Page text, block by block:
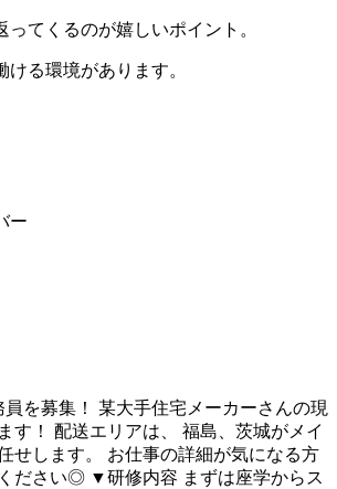
てくるのが嬉しいポイント。
る環境があります。
ー
を募集！ 某大手住宅メーカーさんの現
す！ 配送エリアは、 福島、茨城がメイ
せします。 お仕事の詳細が気になる方
ださい◎ ▼研修内容 まずは座学からス